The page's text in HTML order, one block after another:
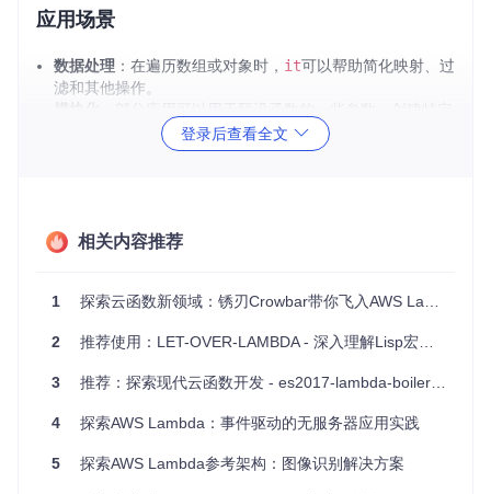
应用场景
数据处理 ：在遍历数组或对象时， it可以帮助简化映射、过
滤和其他操作。
用途的新函数，减少重复代码。
：结合其他函数库（如Ramda），
自定义标识符：你可以设置自己的占位符名称，如import
{ it as IT, _ as PLACEHOLDER } from 'param.ma
cro' 。
兼容性：支持Babel v6和v7，以及独立插件模式。
数。
开始使用
登录后查看全文
相关内容推荐
1 探索云函数新领域：锈刃Crowbar带你飞入AWS Lambda的Rust世界
2 推荐使用：LET-OVER-LAMBDA - 深入理解Lisp宏的宝典
3 推荐：探索现代云函数开发 - es2017-lambda-boilerplate
4 探索AWS Lambda：事件驱动的无服务器应用实践
5 探索AWS Lambda参考架构：图像识别解决方案